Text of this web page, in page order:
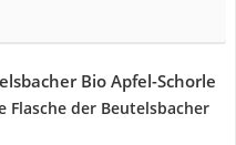
Bio Apfel-Schorle
der Beutelsbacher